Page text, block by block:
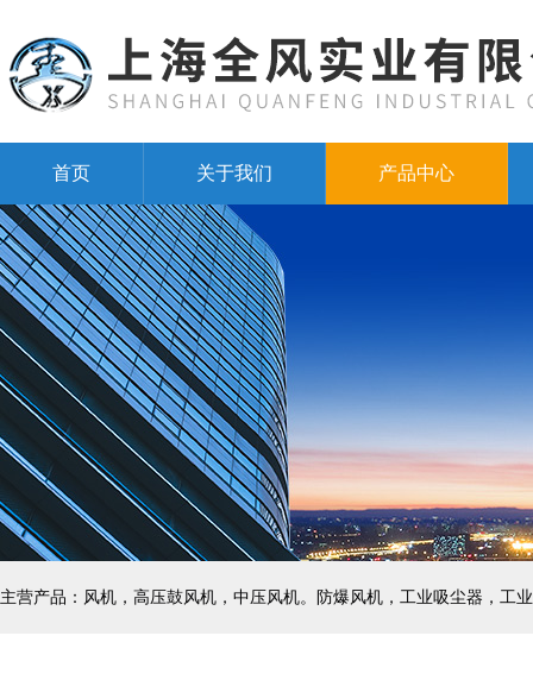
首页 关于我们 产品中心
主营产品：风机，高压鼓风机，中压风机。防爆风机，工业吸尘器，工